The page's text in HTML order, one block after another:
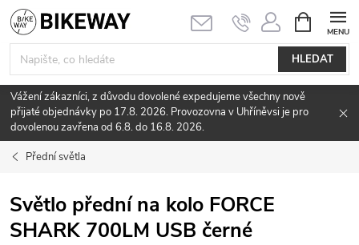
Přejít
na
obsah
HLEDAT
NÁKUPNÍ
KOŠÍK
Vážení zákazníci, z důvodu dovolené expedujeme všechny nově
přijaté objednávky po 17.8. 2026. Provozovna v Uhříněvsi je pro
dovolenou zavřena od 6.8. do 16.8. 2026.
Přední světla
Světlo přední na kolo FORCE
SHARK 700LM USB černé